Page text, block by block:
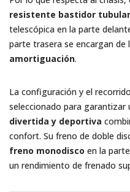
resistente bastidor
telescópica en la parte
parte trasera se encargan de
amortiguación.
La configuración y el
seleccionado para garantizar
divertida y deportiva
confort. Su freno de doble
freno monodisco en la
un rendimiento de frenado